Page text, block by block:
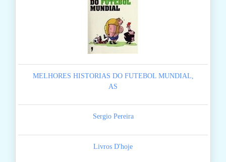
MELHORES HISTORIAS DO FUTEBOL MUNDIAL,
AS
Sergio Pereira
Livros D'hoje